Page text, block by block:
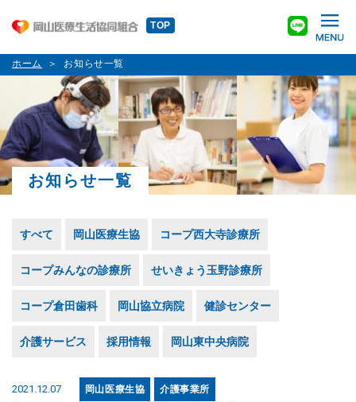
TOP
ホーム お知らせ一覧
お知らせ一覧
すべて 岡山医療生協 コープ西大寺診療所
コープみんなの診療所 せいきょう玉野診療所
コープ倉田歯科 岡山協立病院 健診センター
介護サービス 採用情報 岡山東中央病院
2021.12.07 岡山医療生協 介護事業所